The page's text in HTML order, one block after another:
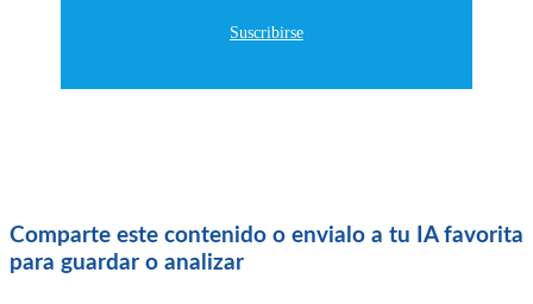
Suscribirse
Comparte este contenido o envialo a tu IA favorita
para guardar o analizar